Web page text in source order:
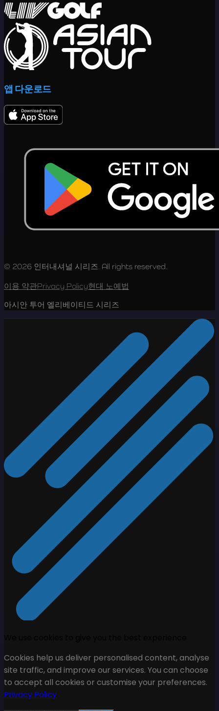
앱 다운로드
© 2026 인터내셔널 시리즈. All rights reserved.
이용 약관Privacy Policy현대 노예법
아시안 투어 엘리베이티드 시리즈
Cookies help us deliver personalised content, analyse
site traffic, and improve our services. You can choose
to accept all cookies or customise your preferences.
Privacy Policy